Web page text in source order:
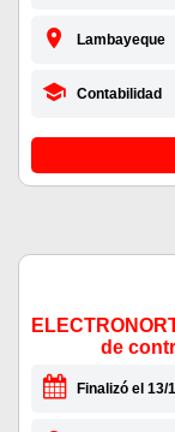
Lambayeque
Contabilidad
de
Finalizó el 13/